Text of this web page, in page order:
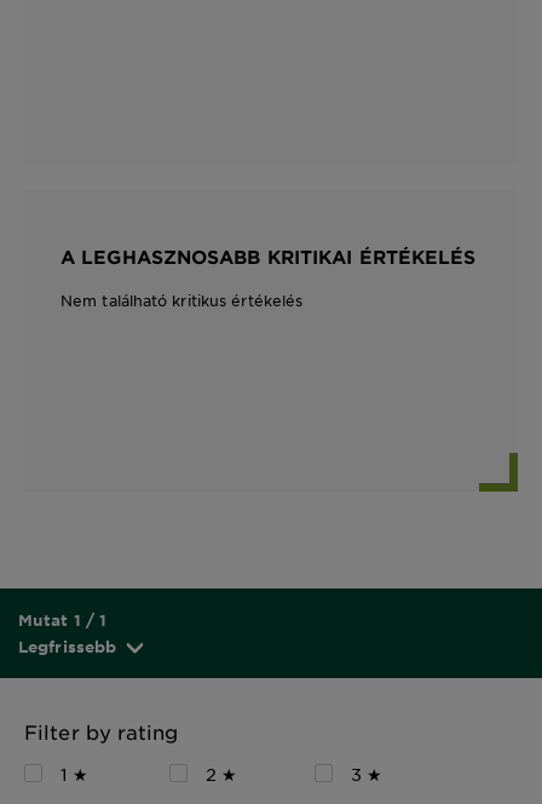
A LEGHASZNOSABB KRITIKAI ÉRTÉKELÉS
Nem található kritikus értékelés
Mutat 1 / 1
Legfrissebb
Filter by rating
1 ★ 2 ★
3 ★